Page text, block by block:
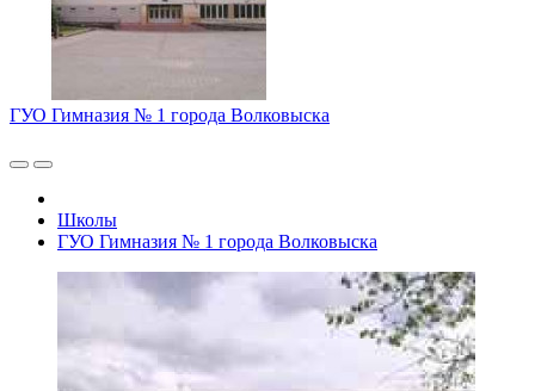
ГУО Гимназия № 1 города Волковыска
Школы
ГУО Гимназия № 1 города Волковыска